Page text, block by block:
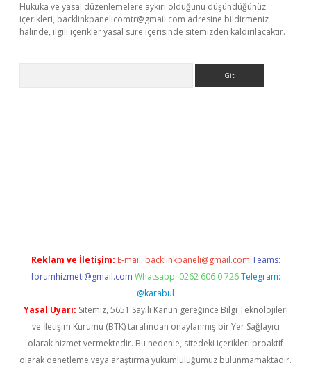
Hukuka ve yasal düzenlemelere aykırı olduğunu düşündüğünüz
içerikleri, backlinkpanelicomtr@gmail.com adresine bildirmeniz
halinde, ilgili içerikler yasal süre içerisinde sitemizden kaldırılacaktır.
Reklam ve İletişim: E-mail: backlinkpaneli@gmail.com Teams:
forumhizmeti@gmail.com Whatsapp: 0262 606 0 726 Telegram:
@karabul
Yasal Uyarı: Sitemiz, 5651 Sayılı Kanun gereğince Bilgi Teknolojileri
ve İletişim Kurumu (BTK) tarafından onaylanmış bir Yer Sağlayıcı
olarak hizmet vermektedir. Bu nedenle, sitedeki içerikleri proaktif
olarak denetleme veya araştırma yükümlülüğümüz bulunmamaktadır.